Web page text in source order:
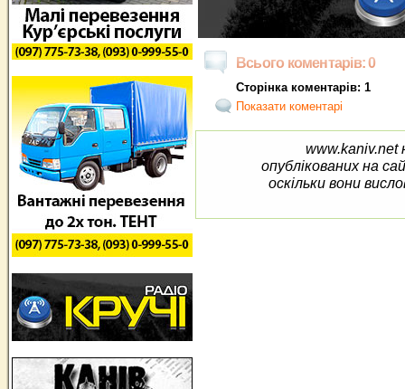
Всього коментарів: 0
Сторінка коментарів: 1
Показати коментарі
www.kaniv.net
опублікованих на
оскільки вони